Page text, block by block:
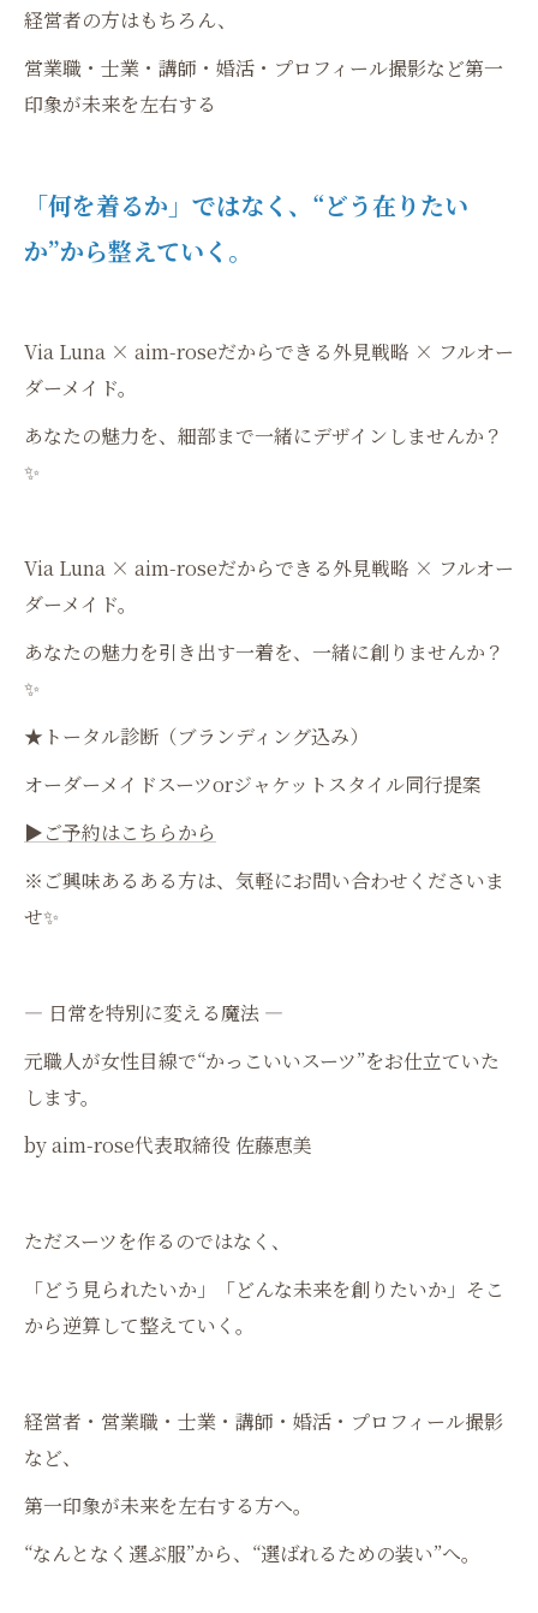
経営者の方はもちろん、
営業職・士業・講師・婚活・プロフィール撮影など第一
印象が未来を左右する
「何を着るか」ではなく、“どう在りたい
か”から整えていく。
Via Luna × aim-roseだからできる外見戦略 × フルオー
ダーメイド。
あなたの魅力を、細部まで一緒にデザインしませんか？
✨
Via Luna × aim-roseだからできる外見戦略 × フルオー
ダーメイド。
あなたの魅力を引き出す一着を、一緒に創りませんか？
✨
★トータル診断（ブランディング込み）
オーダーメイドスーツorジャケットスタイル同行提案
▶️ご予約はこちらから
※ご興味あるある方は、気軽にお問い合わせくださいま
せ✨
― 日常を特別に変える魔法 ―
元職人が女性目線で“かっこいいスーツ”をお仕立ていた
します。
by aim-rose代表取締役 佐藤恵美
ただスーツを作るのではなく、
「どう見られたいか」「どんな未来を創りたいか」そこ
から逆算して整えていく。
経営者・営業職・士業・講師・婚活・プロフィール撮影
など、
第一印象が未来を左右する方へ。
“なんとなく選ぶ服”から、“選ばれるための装い”へ。